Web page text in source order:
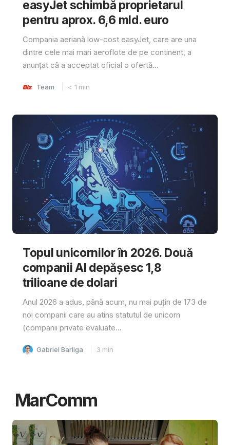
easyJet schimbă proprietarul
pentru aprox. 6,6 mld. euro
Compania aeriană low-cost easyJet, care are una
dintre cele mai mari aeroflote de pe continent, a
anunțat că a acceptat oficial o ofertă...
Team < 1 min
Topul unicornilor în 2026. Două
companii AI depășesc 1,8
trilioane de dolari
Anul 2026 a adus, până acum, nu mai puțin de 173 de
noi companii care au atins statutul de unicorn
(companii private evaluate...
Gabriel Barliga 3 min
MarComm